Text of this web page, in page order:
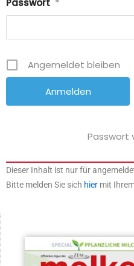
Passwort *
Angemeldet bleiben
Passwort
Dieser Inhalt ist nur für
Bitte melden Sie sich hier mit